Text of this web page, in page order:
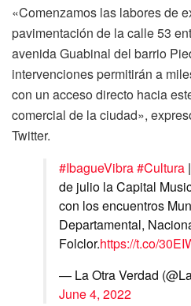
«Comenzamos las labores de
pavimentación de la calle 53
avenida Guabinal del barrio
intervenciones permitirán a
con un acceso directo hacia
comercial de la ciudad»,
Twitter.
#IbagueVibra#Cultura
de julio la Capital
con los encuentros
Departamental,
Folclor.https://t.co/
— La Otra Verdad
June 4, 2022